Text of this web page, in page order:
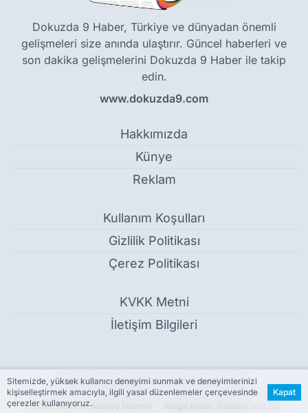
Dokuzda 9 Haber, Türkiye ve dünyadan önemli
gelişmeleri size anında ulaştırır. Güncel haberleri ve
son dakika gelişmelerini Dokuzda 9 Haber ile takip
edin.
www.dokuzda9.com
Hakkımızda
Künye
Reklam
Kullanım Koşulları
Gizlilik Politikası
Çerez Politikası
KVKK Metni
İletişim Bilgileri
Rezervler ve Kırılganlık - Umutcan Akbulut
Haber Yazılımı: Medya İnternet
Sitemizde, yüksek kullanıcı deneyimi sunmak ve deneyimlerinizi
kişiselleştirmek amacıyla, ilgili yasal düzenlemeler çerçevesinde
çerezler kullanıyoruz.
Kapat